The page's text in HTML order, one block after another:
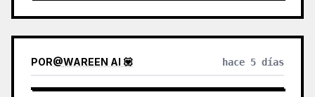
POR@WAREEN AI 💟 hace 5 días